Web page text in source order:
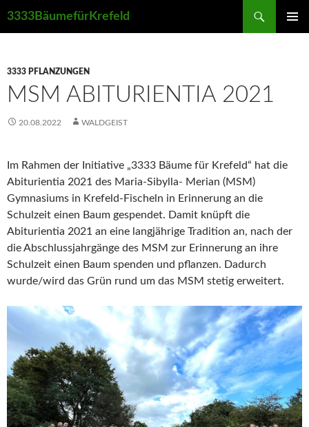
3333BäumefürKrefeld
3333 PFLANZUNGEN
MSM ABITURIENTIA 2021
20.08.2022 WALDGEIST
Im Rahmen der Initiative „3333 Bäume für Krefeld“ hat die
Abiturientia 2021 des Maria-Sibylla- Merian (MSM)
Gymnasiums in Krefeld-Fischeln in Erinnerung an die
Schulzeit einen Baum gespendet. Damit knüpft die
Abiturientia 2021 an eine langjährige Tradition an, nach der
die Abschlussjahrgänge des MSM zur Erinnerung an ihre
Schulzeit einen Baum spenden und pflanzen. Dadurch
wurde/wird das Grün rund um das MSM stetig erweitert.